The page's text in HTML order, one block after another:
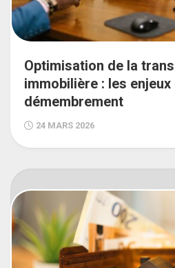
Optimisation de la
immobilière : les enjeux
démembrement
24 MARS 2026